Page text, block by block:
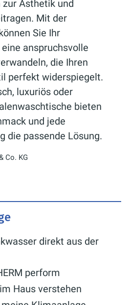
Ästhetik und
Mit der
Sie Ihr
anspruchsvolle
die Ihren
perfekt widerspiegelt.
luxuriös oder
bieten
und jede
die passende Lösung.
Co. KG
direkt aus der
perform
Haus verstehen